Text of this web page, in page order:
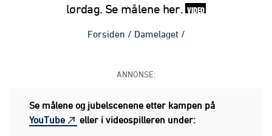
lørdag. Se målene her. VIDEO
Forsiden / Damelaget /
ANNONSE:
Se målene og jubelscenene etter kampen på
YouTube
eller i videospilleren under: